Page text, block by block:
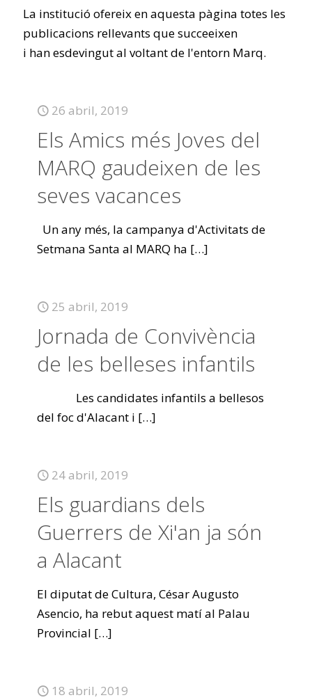
La institució ofereix en aquesta pàgina totes les
publicacions rellevants que succeeixen
i han esdevingut al voltant de l'entorn Marq.
26 abril, 2019
Els Amics més Joves del
MARQ gaudeixen de les
seves vacances
Un any més, la campanya d'Activitats de
Setmana Santa al MARQ ha […]
25 abril, 2019
Jornada de Convivència
de les belleses infantils
Les candidates infantils a bellesos
del foc d'Alacant i […]
24 abril, 2019
Els guardians dels
Guerrers de Xi'an ja són
a Alacant
El diputat de Cultura, César Augusto
Asencio, ha rebut aquest matí al Palau
Provincial […]
18 abril, 2019